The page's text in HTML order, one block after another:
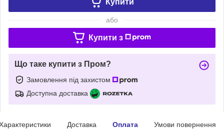
або
Купити з
Що таке купити з Пром?
Замовлення під захистом
Доступна доставка
Доставка Оплата Умови повернення